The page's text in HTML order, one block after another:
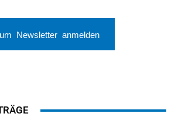
Newsletter anmelden